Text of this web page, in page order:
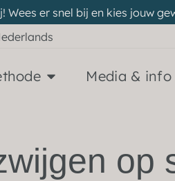
er snel bij en kies jouw
Media & info
op